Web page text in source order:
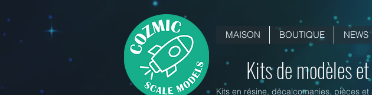
MAISON BOUTIQUE NEWS
Kits de modèles
Kits en résine, décalcomanies, pièces